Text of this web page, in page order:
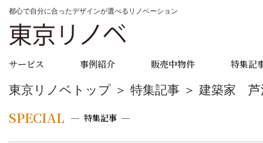
都心で自分に合ったデザインが選べるリノベーション
サービス 事例紹介 販売中物件 特集記
東京リノベトップ ＞ 特集記事 ＞ 建築家 芦
SPECIAL 特集記事